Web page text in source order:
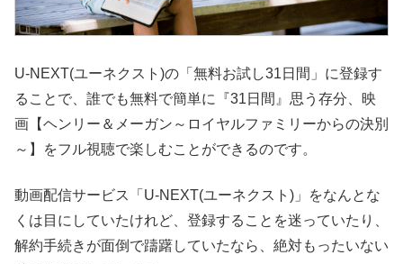
U-NEXT(ユーネクスト)の「無料お試し31日間」に登録す
ることで、誰でも無料で簡単に『31日間』思う存分、映
画【ヘンリー＆メーガン～ロイヤルファミリーからの決別
～】をフル視聴で楽しむことができるのです。
動画配信サービス「U-NEXT(ユーネクスト)」をなんとな
くは目にしていたけれど、登録することを迷っていたり、
解約手続きが面倒で躊躇していたなら、絶対もったいない